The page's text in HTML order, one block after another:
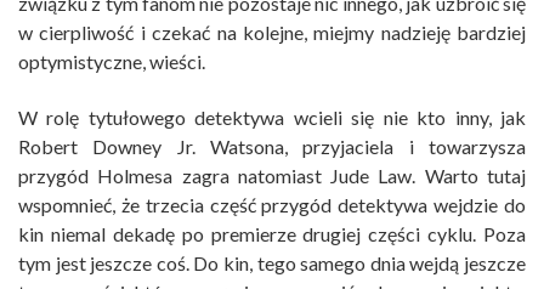
w cierpliwość i czekać na kolejne, miejmy nadzieję bardziej
optymistyczne, wieści.
W rolę tytułowego detektywa wcieli się nie kto inny, jak
Robert Downey Jr. Watsona, przyjaciela i towarzysza
przygód Holmesa zagra natomiast Jude Law. Warto tutaj
wspomnieć, że trzecia część przygód detektywa wejdzie do
kin niemal dekadę po premierze drugiej części cyklu. Poza
tym jest jeszcze coś. Do kin, tego samego dnia wejdą jeszcze